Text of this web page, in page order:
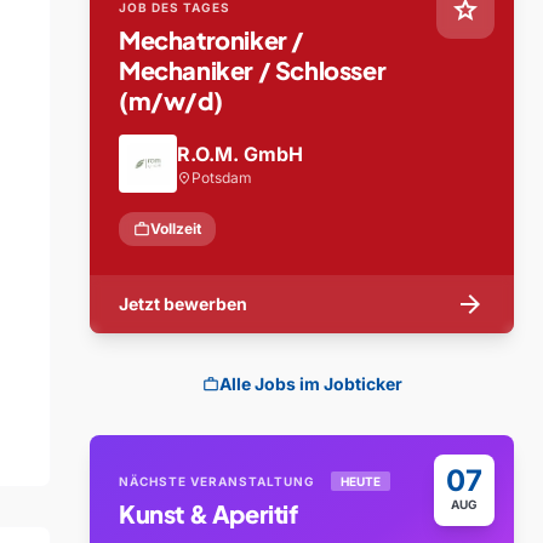
star
JOB DES TAGES
Mechatroniker /
Mechaniker / Schlosser
(m/w/d)
R.O.M. GmbH
location_on Potsdam
workVollzeit
Jetzt bewerben arrow_forward
workAlle Jobs im Jobticker
07
AUG
NÄCHSTE VERANSTALTUNG HEUTE
Kunst & Aperitif